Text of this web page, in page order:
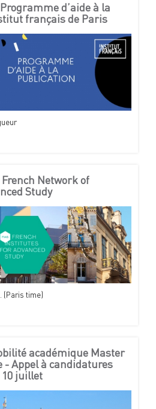
d’aide à la
français de Paris
Network of
Study
(Paris time)
académique Master
- Appel à candidatures
10 juillet